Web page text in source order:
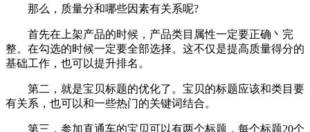
那么，质量分和哪些因素有关系呢?
首先在上架产品的时候，产品类目属性一定要正确丶完
整。在勾选的时候一定要全部选择。这不仅是提高质量得分的
基础工作，也可以提升排名。
第二，就是宝贝标题的优化了。宝贝的标题应该和类目要
有关系，也可以和一些热门的关键词结合。
第三，参加直通车的宝贝可以有两个标题，每个标题20个